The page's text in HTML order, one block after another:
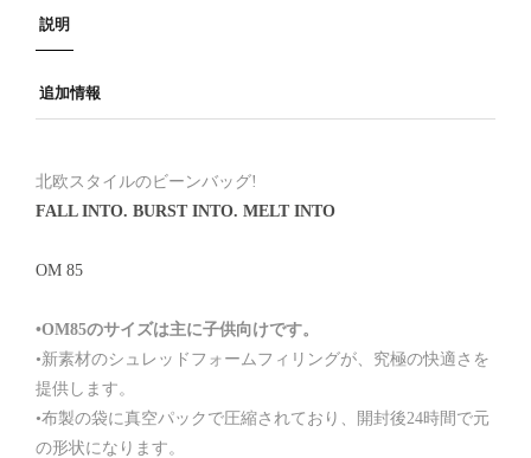
説明
追加情報
北欧スタイルのビーンバッグ!
FALL INTO. BURST INTO. MELT INTO
OM 85
•OM85のサイズは主に子供向けです。
•新素材のシュレッドフォームフィリングが、究極の快適さを
提供します。
•布製の袋に真空パックで圧縮されており、開封後24時間で元
の形状になります。